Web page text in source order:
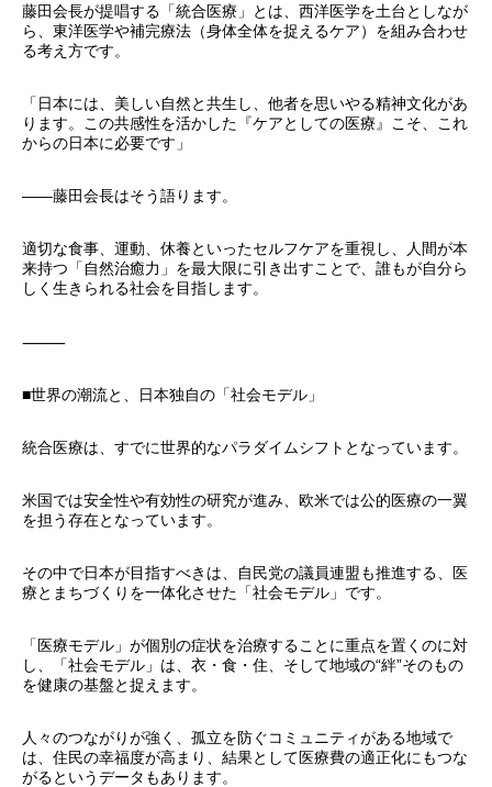
藤田会長が提唱する「統合医療」とは、西洋医学を土台としなが
ら、東洋医学や補完療法（身体全体を捉えるケア）を組み合わせ
る考え方です。
「日本には、美しい自然と共生し、他者を思いやる精神文化があ
ります。この共感性を活かした『ケアとしての医療』こそ、これ
からの日本に必要です」
――藤田会長はそう語ります。
適切な食事、運動、休養といったセルフケアを重視し、人間が本
来持つ「自然治癒力」を最大限に引き出すことで、誰もが自分ら
しく生きられる社会を目指します。
⸻
■世界の潮流と、日本独自の「社会モデル」
統合医療は、すでに世界的なパラダイムシフトとなっています。
米国では安全性や有効性の研究が進み、欧米では公的医療の一翼
を担う存在となっています。
その中で日本が目指すべきは、自民党の議員連盟も推進する、医
療とまちづくりを一体化させた「社会モデル」です。
「医療モデル」が個別の症状を治療することに重点を置くのに対
し、「社会モデル」は、衣・食・住、そして地域の“絆”そのもの
を健康の基盤と捉えます。
人々のつながりが強く、孤立を防ぐコミュニティがある地域で
は、住民の幸福度が高まり、結果として医療費の適正化にもつな
がるというデータもあります。